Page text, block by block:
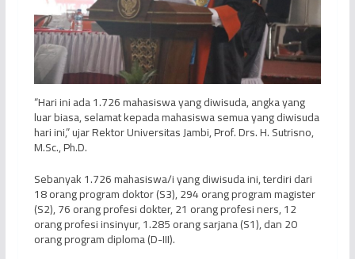
“Hari ini ada 1.726 mahasiswa yang diwisuda, angka yang
luar biasa, selamat kepada mahasiswa semua yang diwisuda
hari ini,” ujar Rektor Universitas Jambi, Prof. Drs. H. Sutrisno,
M.Sc., Ph.D.
Sebanyak 1.726 mahasiswa/i yang diwisuda ini, terdiri dari
18 orang program doktor (S3), 294 orang program magister
(S2), 76 orang profesi dokter, 21 orang profesi ners, 12
orang profesi insinyur, 1.285 orang sarjana (S1), dan 20
orang program diploma (D-III).